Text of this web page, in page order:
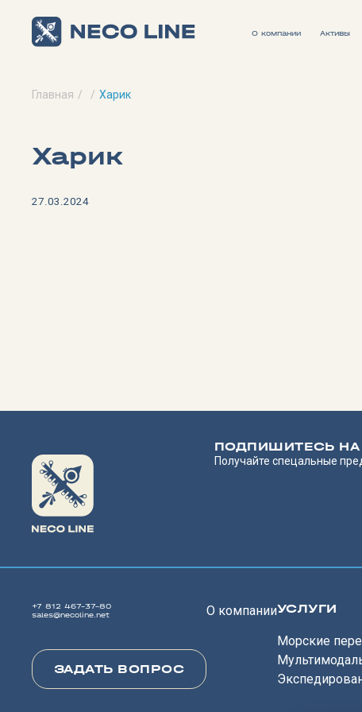
О компании Активы
Главная Харик
Харик
27.03.2024
ПОДПИШИТЕСЬ
Получайте спецальные
+7 812 467-37-80
sales@necoline.net
ЗАДАТЬ ВОПРОС
О компанииУСЛУГИ
Морские